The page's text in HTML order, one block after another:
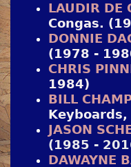
LAUDIR DE
Congas.
DONNIE
(1978 -
CHRIS
1984)
BILL
JASON
(1985 -
DAWAYNE